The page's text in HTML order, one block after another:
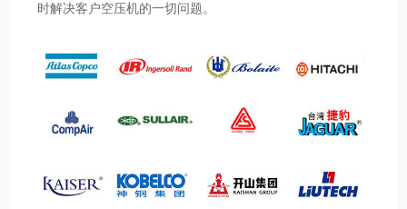
时解决客户空压机的一切问题。